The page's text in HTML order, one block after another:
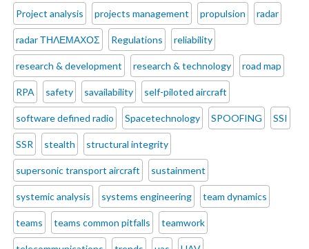
Project analysis projects management propulsion radar
radar ΤΗΛΕΜΑΧΟΣ Regulations reliability
research & development research & technology road map
RPA safety savailability self-piloted aircraft
software defined radio Spacetechnology SPOOFING SSI
SSR stealth structural integrity
supersonic transport aircraft sustainment
systemic analysis systems engineering team dynamics
teams teams common pitfalls teamwork